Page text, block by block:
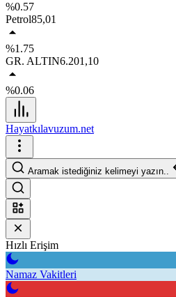
%0.57
Petrol85,01
%1.75
GR. ALTIN6.201,10
%0.06
Hayatkılavuzum.net
Aramak istediğiniz kelimeyi yazın..
Hızlı Erişim
Namaz Vakitleri